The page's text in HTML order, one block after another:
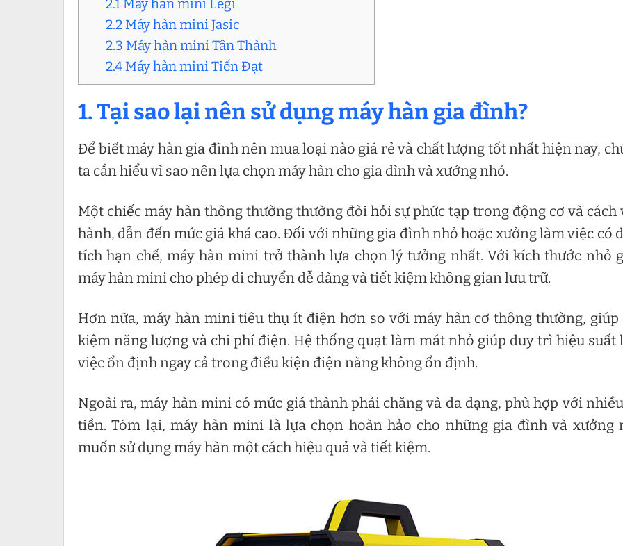
2.1 Máy hàn mini Legi
2.2 Máy hàn mini Jasic
2.3 Máy hàn mini Tân Thành
2.4 Máy hàn mini Tiến Đạt
1. Tại sao lại nên sử dụng máy hàn gia đình?
Để biết máy hàn gia đình nên mua loại nào giá rẻ và chất lượng tốt nhất hiện nay,
ta cần hiểu vì sao nên lựa chọn máy hàn cho gia đình và xưởng nhỏ.
Một chiếc máy hàn thông thường thường đòi hỏi sự phức tạp trong động cơ và cách
hành, dẫn đến mức giá khá cao. Đối với những gia đình nhỏ hoặc xưởng làm việc có
tích hạn chế, máy hàn mini trở thành lựa chọn lý tưởng nhất. Với kích thước nhỏ
máy hàn mini cho phép di chuyển dễ dàng và tiết kiệm không gian lưu trữ.
Hơn nữa, máy hàn mini tiêu thụ ít điện hơn so với máy hàn cơ thông thường,
kiệm năng lượng và chi phí điện. Hệ thống quạt làm mát nhỏ giúp duy trì hiệu suất
việc ổn định ngay cả trong điều kiện điện năng không ổn định.
Ngoài ra, máy hàn mini có mức giá thành phải chăng và đa dạng, phù hợp với
tiền. Tóm lại, máy hàn mini là lựa chọn hoàn hảo cho những gia đình và xưởng
muốn sử dụng máy hàn một cách hiệu quả và tiết kiệm.